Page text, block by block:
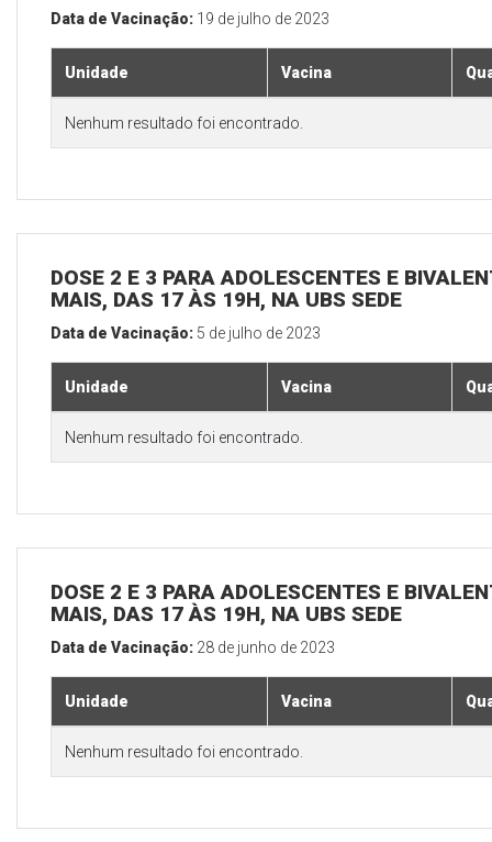
Data de Vacinação: 19 de julho de 2023
Unidade Vacina
Nenhum resultado foi encontrado.
DOSE 2 E 3 PARA ADOLESCENTES E
MAIS, DAS 17 ÀS 19H, NA UBS SEDE
Data de Vacinação: 5 de julho de 2023
Unidade Vacina
Nenhum resultado foi encontrado.
DOSE 2 E 3 PARA ADOLESCENTES E
MAIS, DAS 17 ÀS 19H, NA UBS SEDE
Data de Vacinação: 28 de junho de 2023
Unidade Vacina
Nenhum resultado foi encontrado.